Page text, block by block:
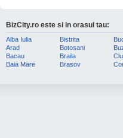
BizCity.ro este si in orasul tau:
Alba Iulia
Arad
Bacau
Baia Mare
Bistrita
Botosani
Braila
Brasov